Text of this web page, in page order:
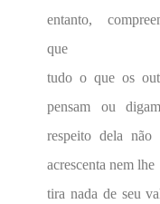
entanto,
que
tudo o que os
pensam ou
respeito dela não
acrescenta nem lhe
tira nada de seu